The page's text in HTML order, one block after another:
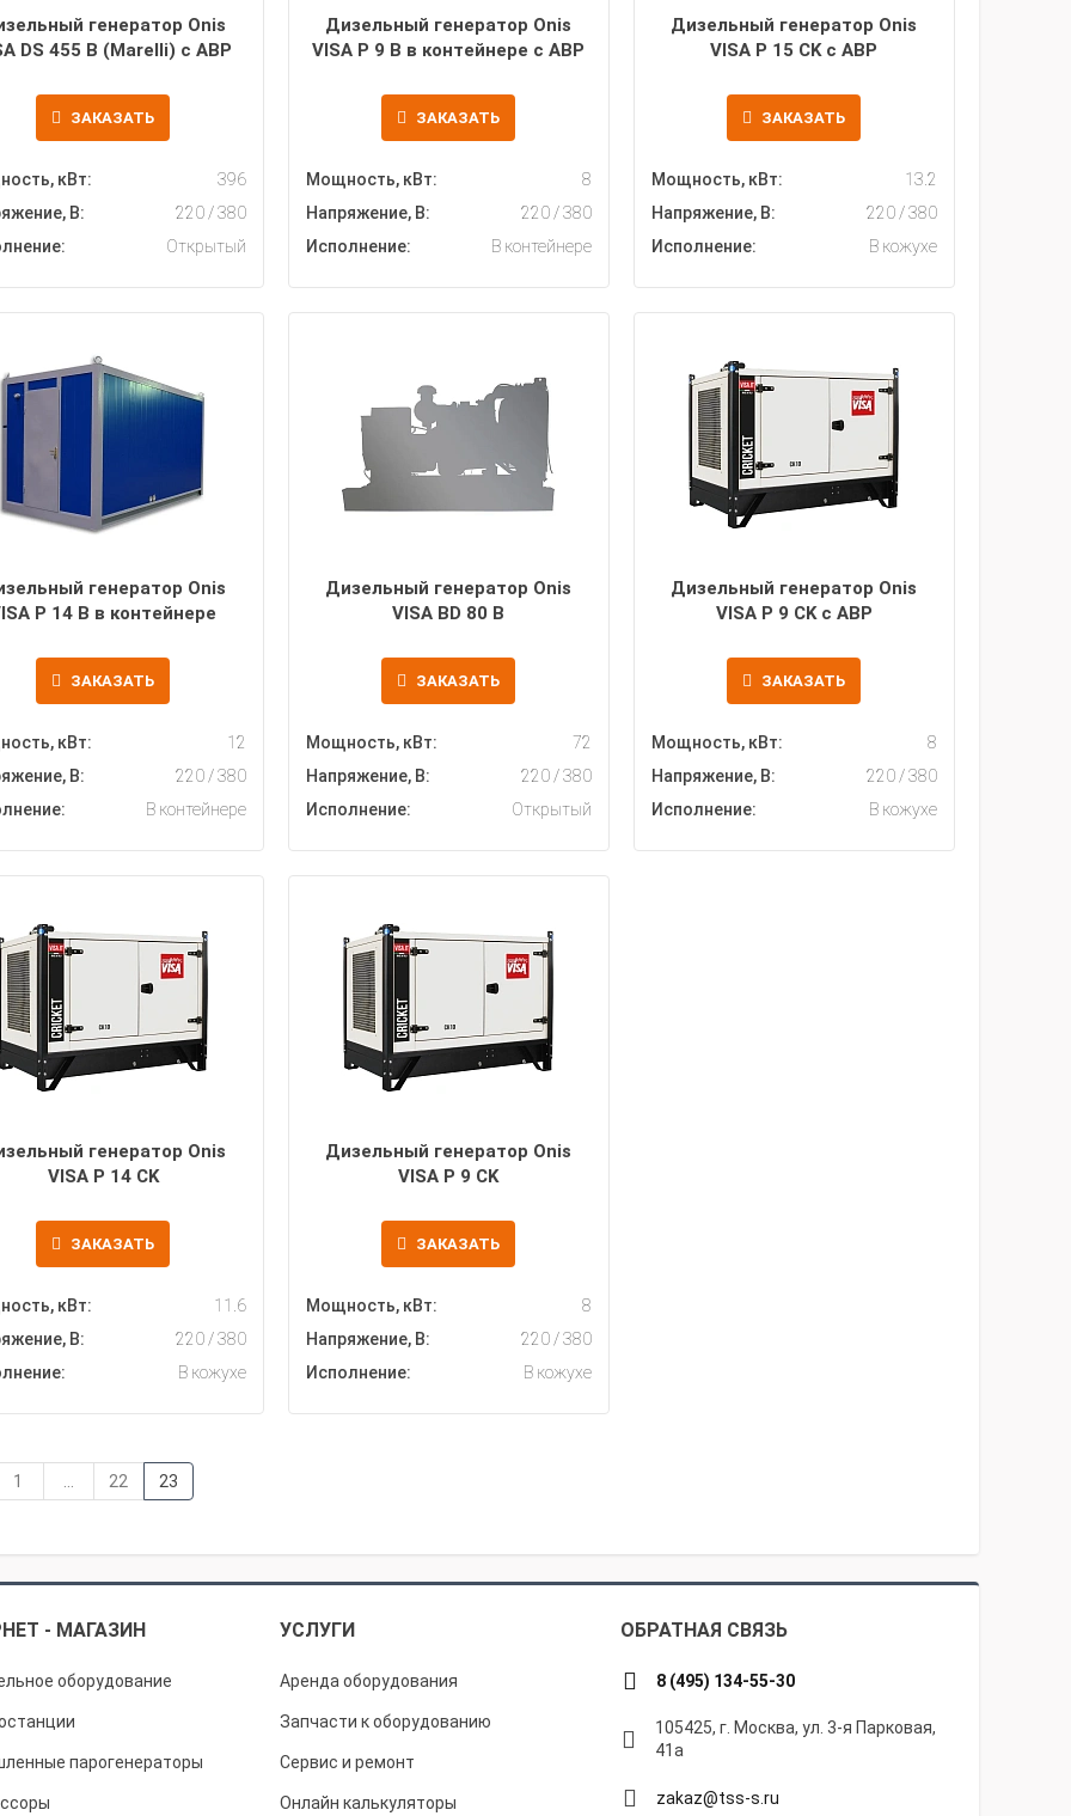
генератор Onis
DS 455 B (Marelli) с АВР
ЗАКАЗАТЬ
кВт:
396
В:
220 / 380
Открытый
Дизельный генератор Onis
VISA P 9 B в контейнере с АВР
ЗАКАЗАТЬ
Мощность, кВт:
8
Напряжение, В:
220 / 380
Исполнение:
В контейнере
Дизельный генератор Onis
VISA P 15 CK с АВР
ЗАКАЗАТЬ
Мощность, кВт:
13.2
Напряжение, В:
220 / 380
Исполнение:
В кожухе
генератор Onis
P 14 B в контейнере
ЗАКАЗАТЬ
кВт:
12
В:
220 / 380
В контейнере
Дизельный генератор Onis
VISA BD 80 B
ЗАКАЗАТЬ
Мощность, кВт:
72
Напряжение, В:
220 / 380
Исполнение:
Открытый
Дизельный генератор Onis
VISA P 9 CK с АВР
ЗАКАЗАТЬ
Мощность, кВт:
8
Напряжение, В:
220 / 380
Исполнение:
В кожухе
генератор Onis
VISA P 14 CK
ЗАКАЗАТЬ
кВт:
11.6
В:
220 / 380
В кожухе
Дизельный генератор Onis
VISA P 9 CK
ЗАКАЗАТЬ
Мощность, кВт:
8
Напряжение, В:
220 / 380
Исполнение:
В кожухе
1 22 23
- МАГАЗИН УСЛУГИ ОБРАТНАЯ СВЯЗЬ
оборудование
парогенераторы
Аренда оборудования
Запчасти к оборудованию
Сервис и ремонт
Онлайн калькуляторы
8 (495) 134-55-30
105425, г. Москва, ул. 3-я Парковая,
41а
zakaz@tss-s.ru